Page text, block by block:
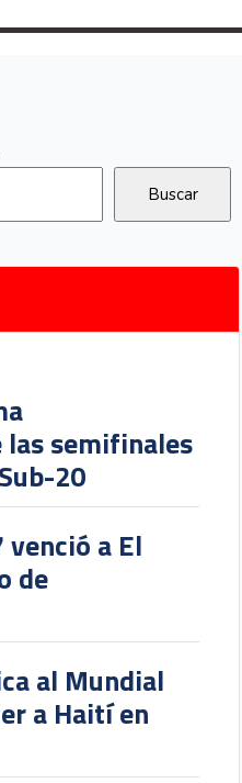
semifinales
20
venció a El
de
al Mundial
a Haití en